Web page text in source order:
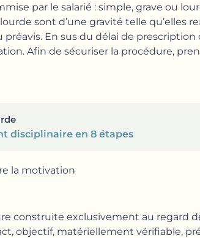
par le salarié : simple, grave ou
sont d’une gravité telle qu’elles
En sus du délai de
Afin de sécuriser la procédure,
disciplinaire en 8 étapes
la motivation
construite exclusivement au regard
objectif, matériellement vérifiable,